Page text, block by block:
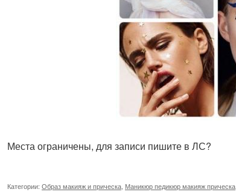
Места ограничены, для записи пишите в ЛС?
Категории: Образ макияж и прическа Маникюр педикюр макияж прическа